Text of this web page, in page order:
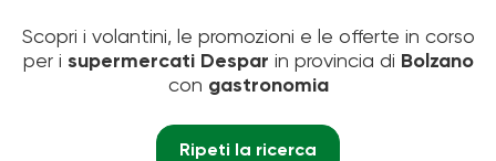
Scopri i volantini, le promozioni e le offerte in corso
per i supermercati Despar in provincia di Bolzano
con gastronomia
Ripeti la ricerca